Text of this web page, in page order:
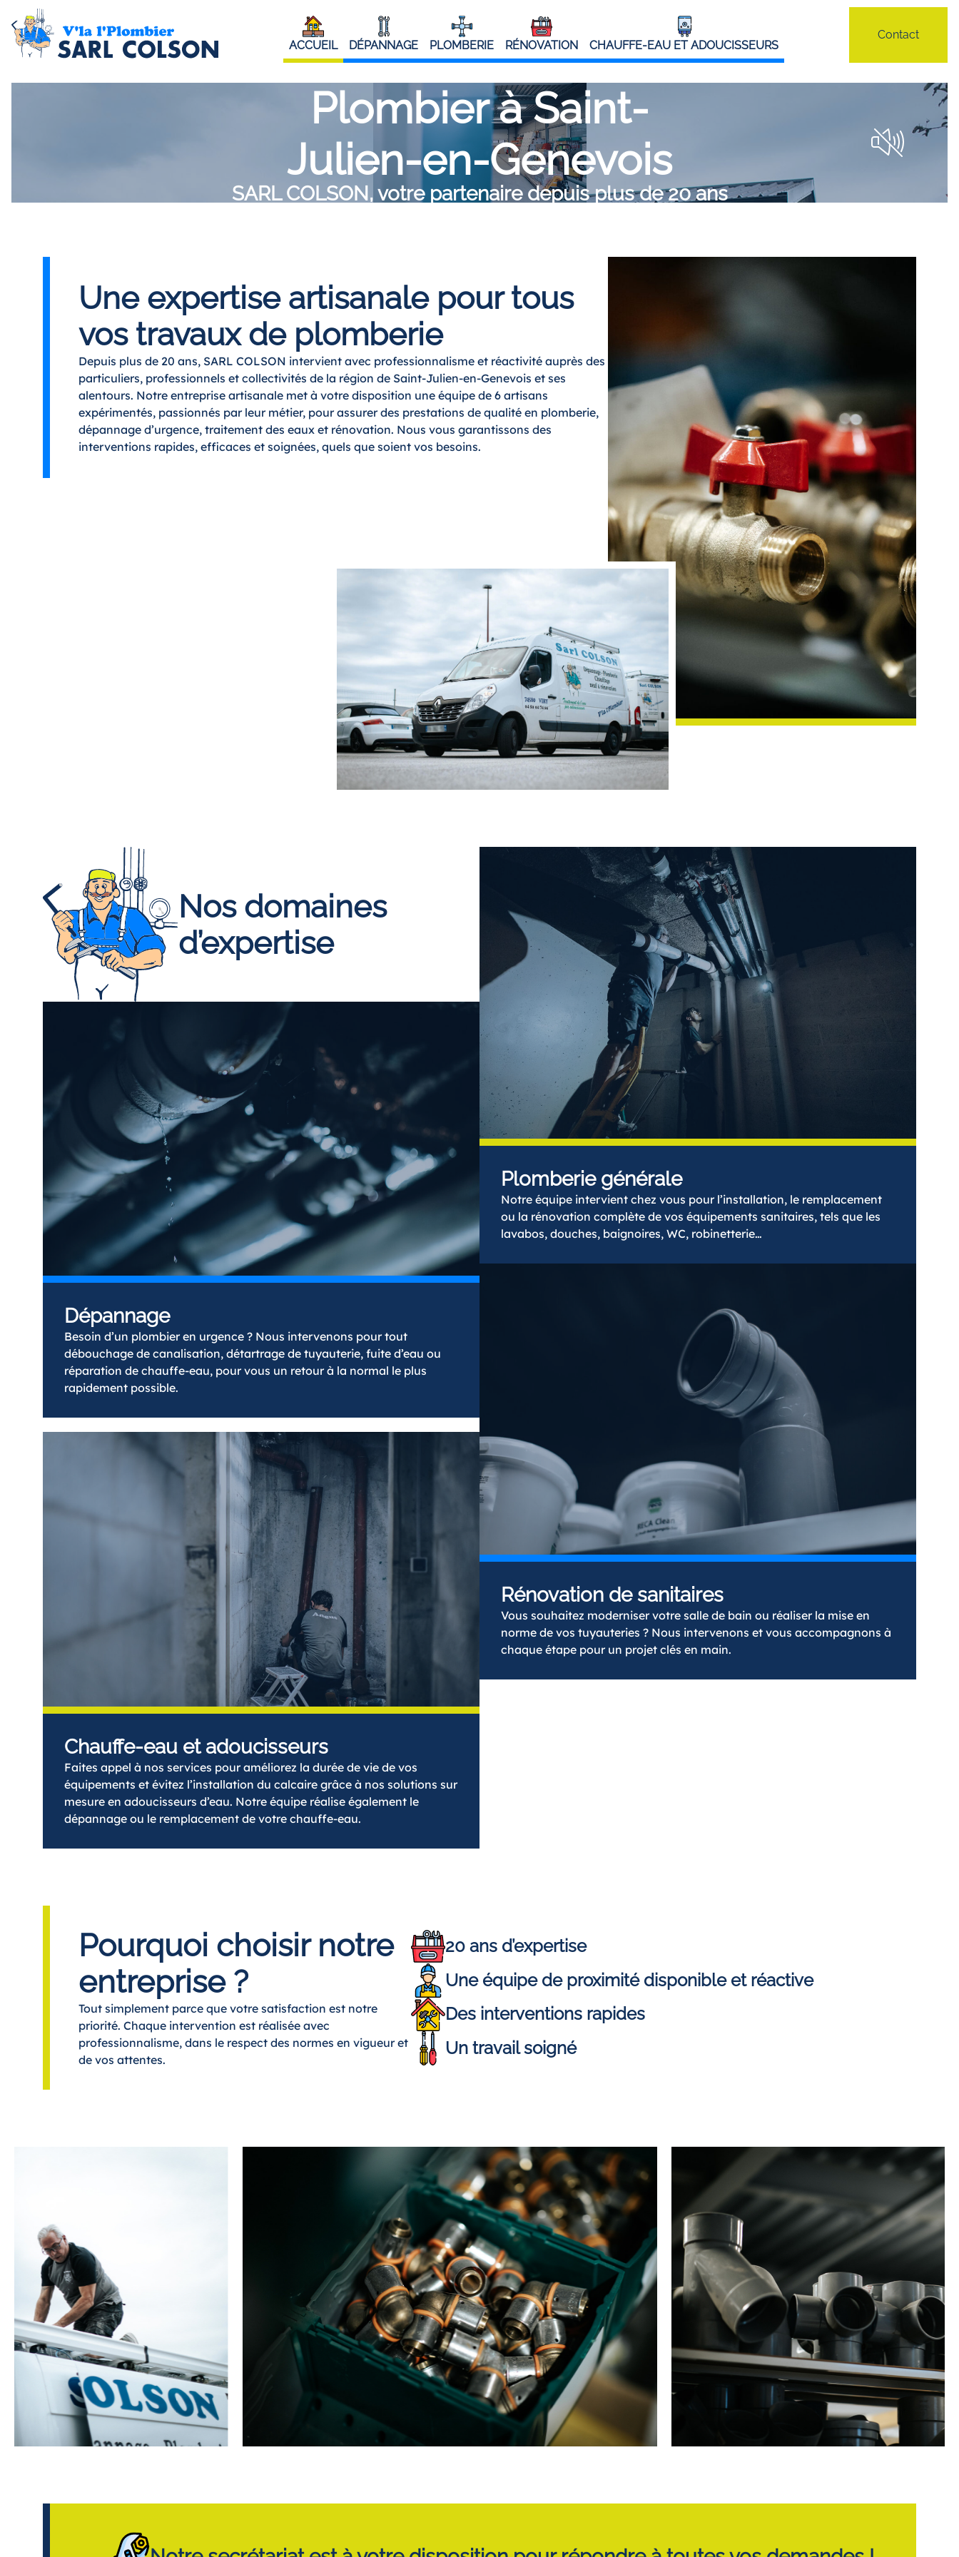
ACCUEIL DÉPANNAGE PLOMBERIE RÉNOVATION CHAUFFE-EAU ET ADOUCISSEURS
Contact
Plombier à Saint-
Julien-en-Genevois
SARL COLSON, votre partenaire depuis plus de 20 ans
Une expertise artisanale pour tous
vos travaux de plomberie
Depuis plus de 20 ans, SARL COLSON intervient avec professionnalisme et réactivité auprès des
particuliers, professionnels et collectivités de la région de Saint-Julien-en-Genevois et ses
alentours. Notre entreprise artisanale met à votre disposition une équipe de 6 artisans
expérimentés, passionnés par leur métier, pour assurer des prestations de qualité en plomberie,
dépannage d’urgence, traitement des eaux et rénovation. Nous vous garantissons des
interventions rapides, efficaces et soignées, quels que soient vos besoins.
Nos domaines
d’expertise
Dépannage
Besoin d’un plombier en urgence ? Nous intervenons pour tout
débouchage de canalisation, détartrage de tuyauterie, fuite d’eau ou
réparation de chauffe-eau, pour vous un retour à la normal le plus
rapidement possible.
Chauffe-eau et adoucisseurs
Faites appel à nos services pour améliorez la durée de vie de vos
équipements et évitez l’installation du calcaire grâce à nos solutions sur
mesure en adoucisseurs d’eau. Notre équipe réalise également le
dépannage ou le remplacement de votre chauffe-eau.
Plomberie générale
Notre équipe intervient chez vous pour l’installation, le remplacement
ou la rénovation complète de vos équipements sanitaires, tels que les
lavabos, douches, baignoires, WC, robinetterie…
Rénovation de sanitaires
Vous souhaitez moderniser votre salle de bain ou réaliser la mise en
norme de vos tuyauteries ? Nous intervenons et vous accompagnons à
chaque étape pour un projet clés en main.
Pourquoi choisir notre
entreprise ?
Tout simplement parce que votre satisfaction est notre
priorité. Chaque intervention est réalisée avec
professionnalisme, dans le respect des normes en vigueur et
de vos attentes.
20 ans d’expertise
Une équipe de proximité disponible et réactive
Des interventions rapides
Un travail soigné